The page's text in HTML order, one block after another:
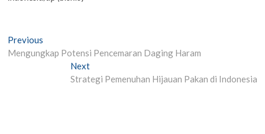
Post
navigation
Previous
post:
Mengungkap Potensi Pencemaran Daging Haram
NextNext
post:
Strategi Pemenuhan Hijauan Pakan di Indonesia